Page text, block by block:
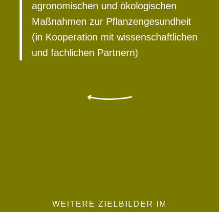
agronomischen und ökologischen
Maßnahmen zur Pflanzengesundheit
(in Kooperation mit wissenschaftlichen
und fachlichen Partnern)
WEITERE ZIELBILDER IM